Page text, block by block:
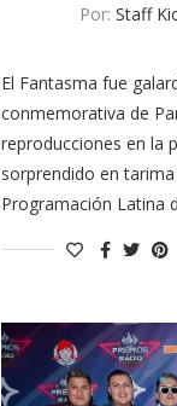
Por:Staff
El Fantasma fue
conmemorativa de
reproducciones en la
sorprendido en
Programación Latina